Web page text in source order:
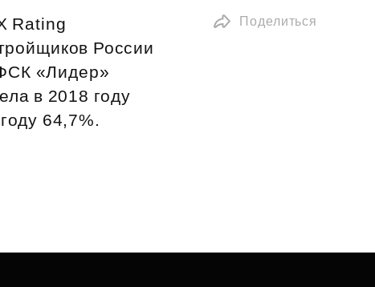
Поделиться
Rating
России
«Лидер»
в 2018 году
64,7%.